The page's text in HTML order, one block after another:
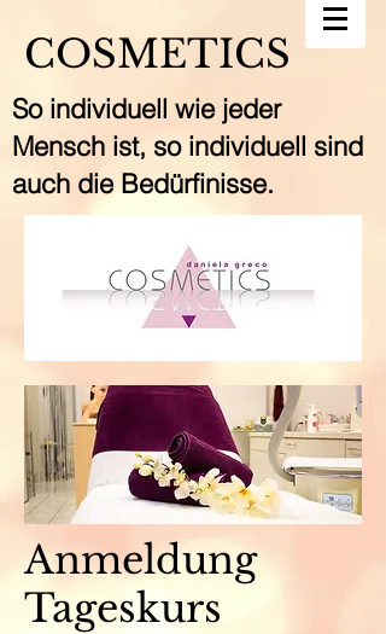
COSMETICS
So individuell wie jeder
Mensch ist, so individuell sind
auch die Bedürfinisse.
Anmeldung
Tageskurs